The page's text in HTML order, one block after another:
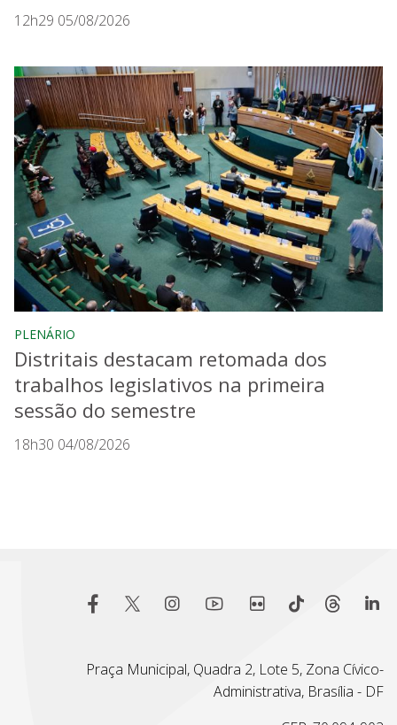
12h29 05/08/2026
PLENÁRIO
Distritais destacam retomada dos
trabalhos legislativos na primeira
sessão do semestre
18h30 04/08/2026
Praça Municipal, Quadra 2, Lote 5, Zona Cívico-
Administrativa, Brasília - DF